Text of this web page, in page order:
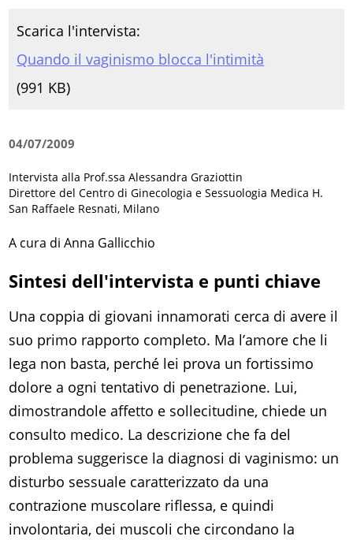
Scarica l'intervista:
Quando il vaginismo blocca l'intimità
(991 KB)
04/07/2009
Intervista alla Prof.ssa Alessandra Graziottin
Direttore del Centro di Ginecologia e Sessuologia Medica H.
San Raffaele Resnati, Milano
A cura di Anna Gallicchio
Sintesi dell'intervista e punti chiave
Una coppia di giovani innamorati cerca di avere il
suo primo rapporto completo. Ma l’amore che li
lega non basta, perché lei prova un fortissimo
dolore a ogni tentativo di penetrazione. Lui,
dimostrandole affetto e sollecitudine, chiede un
consulto medico. La descrizione che fa del
problema suggerisce la diagnosi di vaginismo: un
disturbo sessuale caratterizzato da una
contrazione muscolare riflessa, e quindi
involontaria, dei muscoli che circondano la